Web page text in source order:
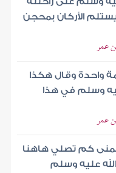
الأركان بمحجن
عمر
واحدة وقال هكذا
وسلم في هذا
عمر
كم تصلي هاهنا
عليه وسلم